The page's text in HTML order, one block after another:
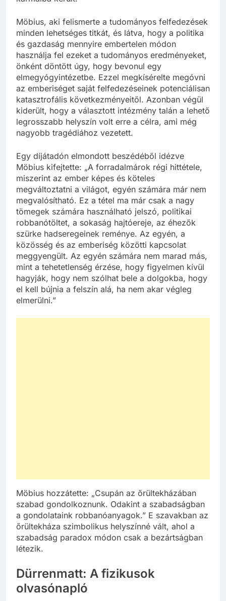
Möbius, aki felismerte a tudományos felfedezések
minden lehetséges titkát, és látva, hogy a politika
és gazdaság mennyire embertelen módon
használja fel ezeket a tudományos eredményeket,
önként döntött úgy, hogy bevonul egy
elmegyógyintézetbe. Ezzel megkísérelte megóvni
az emberiséget saját felfedezéseinek potenciálisan
katasztrofális következményeitől. Azonban végül
kiderült, hogy a választott intézmény talán a lehető
legrosszabb helyszín volt erre a célra, ami még
nagyobb tragédiához vezetett.
Egy díjátadón elmondott beszédéből idézve
Möbius kifejtette: „A forradalmárok régi hittétele,
miszerint az ember képes és köteles
megváltoztatni a világot, egyén számára már nem
megvalósítható. Ez a tétel ma már csak a nagy
tömegek számára használható jelszó, politikai
robbanótöltet, a sokaság hajtóereje, az éhezők
szürke hadseregeinek reménye. Az egyén, a
közösség és az emberiség közötti kapcsolat
meggyengült. Az egyén számára nem marad más,
mint a tehetetlenség érzése, hogy figyelmen kívül
hagyják, hogy nem szólhat bele a dolgokba, hogy
el kell bújnia a felszín alá, ha nem akar végleg
elmerülni.”
Möbius hozzátette: „Csupán az őrültekházában
szabad gondolkoznunk. Odakint a szabadságban
a gondolataink robbanóanyagok.” E szavakban az
őrültekháza szimbolikus helyszínné vált, ahol a
szabadság paradox módon csak a bezártságban
létezik.
Dürrenmatt: A fizikusok
olvasónapló